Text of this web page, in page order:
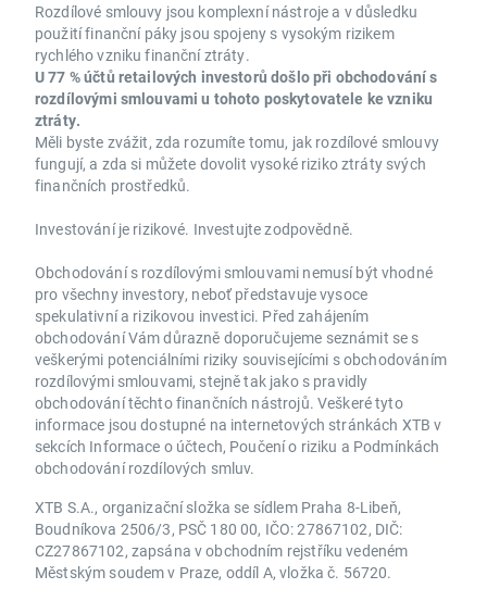
Rozdílové smlouvy jsou komplexní nástroje a v důsledku
použití finanční páky jsou spojeny s vysokým rizikem
rychlého vzniku finanční ztráty.
U 77 % účtů retailových investorů došlo při obchodování s
rozdílovými smlouvami u tohoto poskytovatele ke vzniku
ztráty.
Měli byste zvážit, zda rozumíte tomu, jak rozdílové smlouvy
fungují, a zda si můžete dovolit vysoké riziko ztráty svých
finančních prostředků.
Investování je rizikové. Investujte zodpovědně.
Obchodování s rozdílovými smlouvami nemusí být vhodné
pro všechny investory, neboť představuje vysoce
spekulativní a rizikovou investici. Před zahájením
obchodování Vám důrazně doporučujeme seznámit se s
veškerými potenciálními riziky souvisejícími s obchodováním
rozdílovými smlouvami, stejně tak jako s pravidly
obchodování těchto finančních nástrojů. Veškeré tyto
informace jsou dostupné na internetových stránkách XTB v
sekcích Informace o účtech, Poučení o riziku a Podmínkách
obchodování rozdílových smluv.
XTB S.A., organizační složka se sídlem Praha 8-Libeň,
Boudníkova 2506/3, PSČ 180 00, IČO: 27867102, DIČ:
CZ27867102, zapsána v obchodním rejstříku vedeném
Městským soudem v Praze, oddíl A, vložka č. 56720.